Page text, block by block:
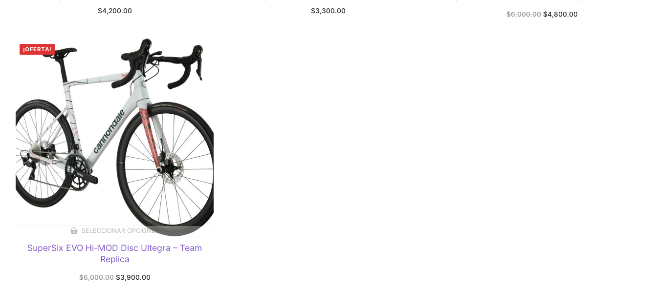
$4,200.00 $3,300.00 $6,000.00
Original
price
$4,800.00
¡OFERTA!
SELECCIONAR OPCIONES
SuperSix EVO Hi-MOD Disc Ultegra – Team
Replica
$6,000.00
Original
price
$3,900.00price